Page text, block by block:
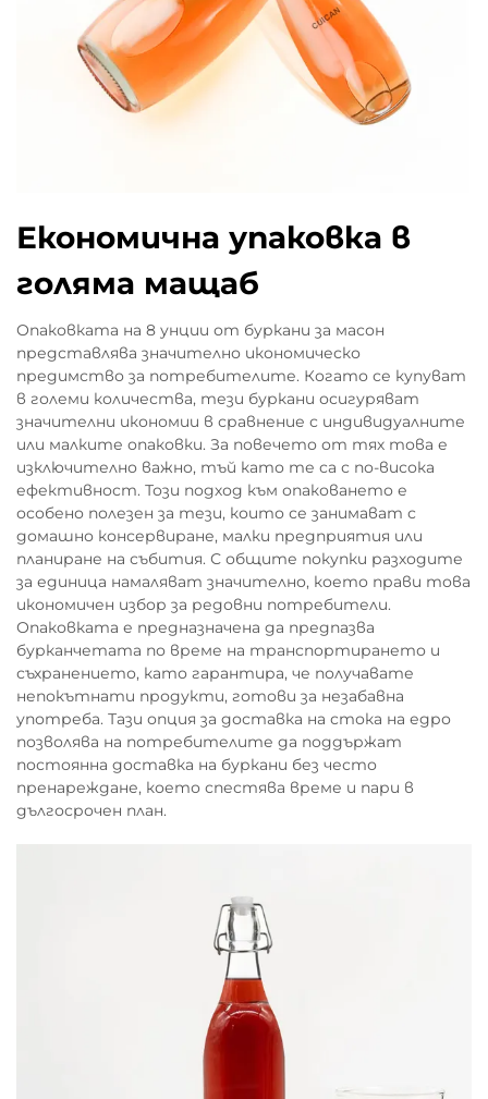
Економична упаковка в
голяма мащаб
Опаковката на 8 унции от буркани за масон
представлява значително икономическо
предимство за потребителите. Когато се купуват
в големи количества, тези буркани осигуряват
значителни икономии в сравнение с индивидуалните
или малките опаковки. За повечето от тях това е
изключително важно, тъй като те са с по-висока
ефективност. Този подход към опаковането е
особено полезен за тези, които се занимават с
домашно консервиране, малки предприятия или
планиране на събития. С общите покупки разходите
за единица намаляват значително, което прави това
икономичен избор за редовни потребители.
Опаковката е предназначена да предпазва
бурканчетата по време на транспортирането и
съхранението, като гарантира, че получавате
непокътнати продукти, готови за незабавна
употреба. Тази опция за доставка на стока на едро
позволява на потребителите да поддържат
постоянна доставка на буркани без често
пренареждане, което спестява време и пари в
дългосрочен план.